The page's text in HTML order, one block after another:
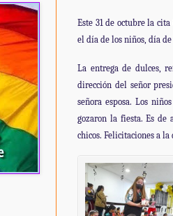
Este 31 de octubre la
el día de los niños, día
La entrega de dulces,
dirección del señor
señora esposa. Los
gozaron la fiesta. Es de
chicos. Felicitaciones a la